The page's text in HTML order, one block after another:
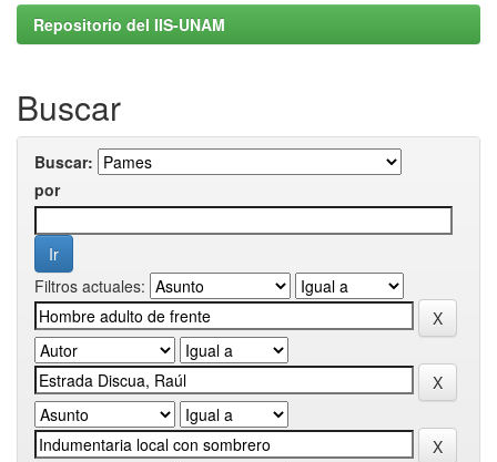
Repositorio del IIS-UNAM
Buscar
Buscar:
por
Filtros actuales: